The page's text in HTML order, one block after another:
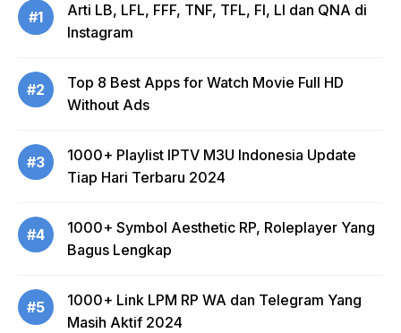
#1
Arti LB, LFL, FFF, TNF, TFL, FI, LI dan QNA di
Instagram
#2
Top 8 Best Apps for Watch Movie Full HD
Without Ads
#3
1000+ Playlist IPTV M3U Indonesia Update
Tiap Hari Terbaru 2024
#4
1000+ Symbol Aesthetic RP, Roleplayer Yang
Bagus Lengkap
#5
1000+ Link LPM RP WA dan Telegram Yang
Masih Aktif 2024